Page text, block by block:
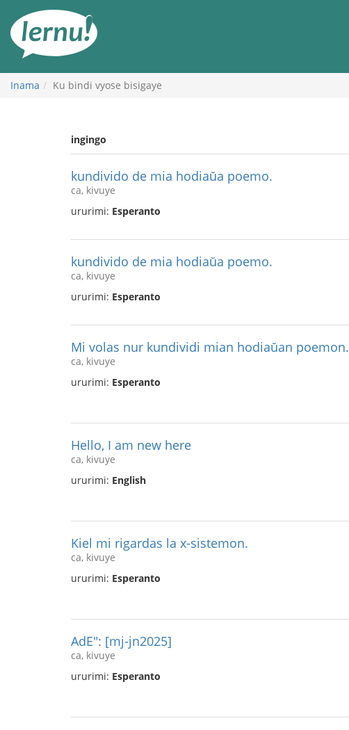
rupapuro
rw'ibirimwo
Inama Ku bindi vyose bisigaye
ingingo
kundivido de mia hodiaŭa poemo.
ca, kivuye
ururimi: Esperanto
kundivido de mia hodiaŭa poemo.
ca, kivuye
ururimi: Esperanto
Mi volas nur kundividi mian hodiaŭan poemon.
ca, kivuye
ururimi: Esperanto
Hello, I am new here
ca, kivuye
ururimi: English
Kiel mi rigardas la x-sistemon.
ca, kivuye
ururimi: Esperanto
AdE": [mj-jn2025]
ca, kivuye
ururimi: Esperanto